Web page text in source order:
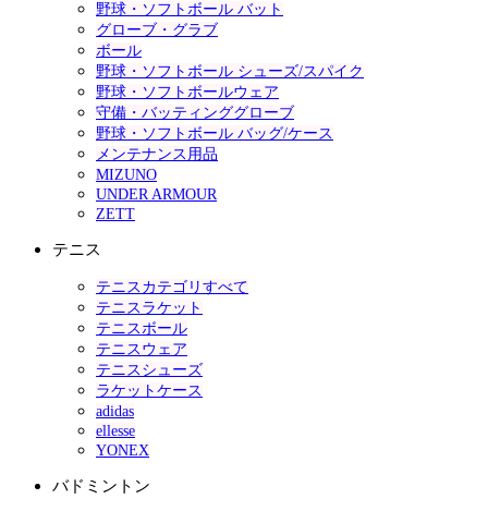
野球・ソフトボール バット
グローブ・グラブ
ボール
野球・ソフトボール シューズ/スパイク
野球・ソフトボールウェア
守備・バッティンググローブ
野球・ソフトボール バッグ/ケース
メンテナンス用品
MIZUNO
UNDER ARMOUR
ZETT
テニス
テニスカテゴリすべて
テニスラケット
テニスボール
テニスウェア
テニスシューズ
ラケットケース
adidas
ellesse
YONEX
バドミントン